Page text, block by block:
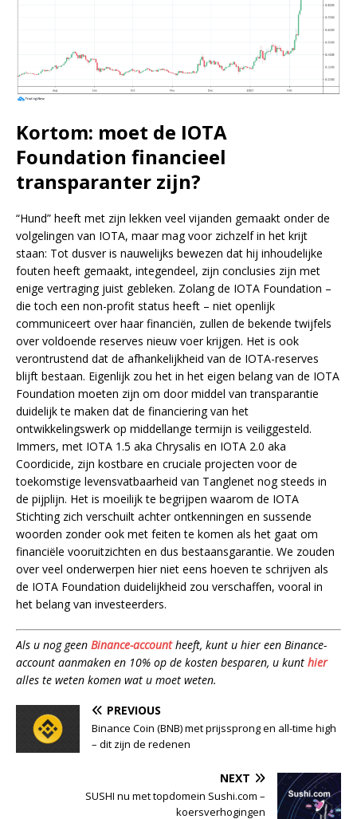
Kortom: moet de IOTA
Foundation financieel
transparanter zijn?
“Hund” heeft met zijn lekken veel vijanden gemaakt onder de
volgelingen van IOTA, maar mag voor zichzelf in het krijt
staan: Tot dusver is nauwelijks bewezen dat hij inhoudelijke
fouten heeft gemaakt, integendeel, zijn conclusies zijn met
enige vertraging juist gebleken. Zolang de IOTA Foundation –
die toch een non-profit status heeft – niet openlijk
communiceert over haar financiën, zullen de bekende twijfels
over voldoende reserves nieuw voer krijgen. Het is ook
verontrustend dat de afhankelijkheid van de IOTA-reserves
blijft bestaan. Eigenlijk zou het in het eigen belang van de IOTA
Foundation moeten zijn om door middel van transparantie
duidelijk te maken dat de financiering van het
ontwikkelingswerk op middellange termijn is veiliggesteld.
Immers, met IOTA 1.5 aka Chrysalis en IOTA 2.0 aka
Coordicide, zijn kostbare en cruciale projecten voor de
toekomstige levensvatbaarheid van Tanglenet nog steeds in
de pijplijn. Het is moeilijk te begrijpen waarom de IOTA
Stichting zich verschuilt achter ontkenningen en sussende
woorden zonder ook met feiten te komen als het gaat om
financiële vooruitzichten en dus bestaansgarantie. We zouden
over veel onderwerpen hier niet eens hoeven te schrijven als
de IOTA Foundation duidelijkheid zou verschaffen, vooral in
het belang van investeerders.
Als u nog geen Binance-accountheeft, kunt u hier een Binance-
account aanmaken en 10% op de kosten besparen, u kunt hier
alles te weten komen wat u moet weten.
PREVIOUS
Binance Coin (BNB) met prijssprong en all-time high
– dit zijn de redenen
NEXT
SUSHI nu met topdomein Sushi.com –
koersverhogingen